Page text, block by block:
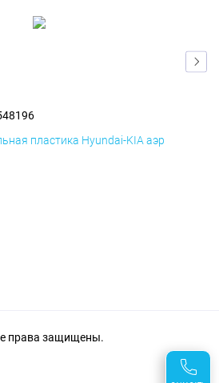
пластика Hyundai-KIA аэр
права защищены.